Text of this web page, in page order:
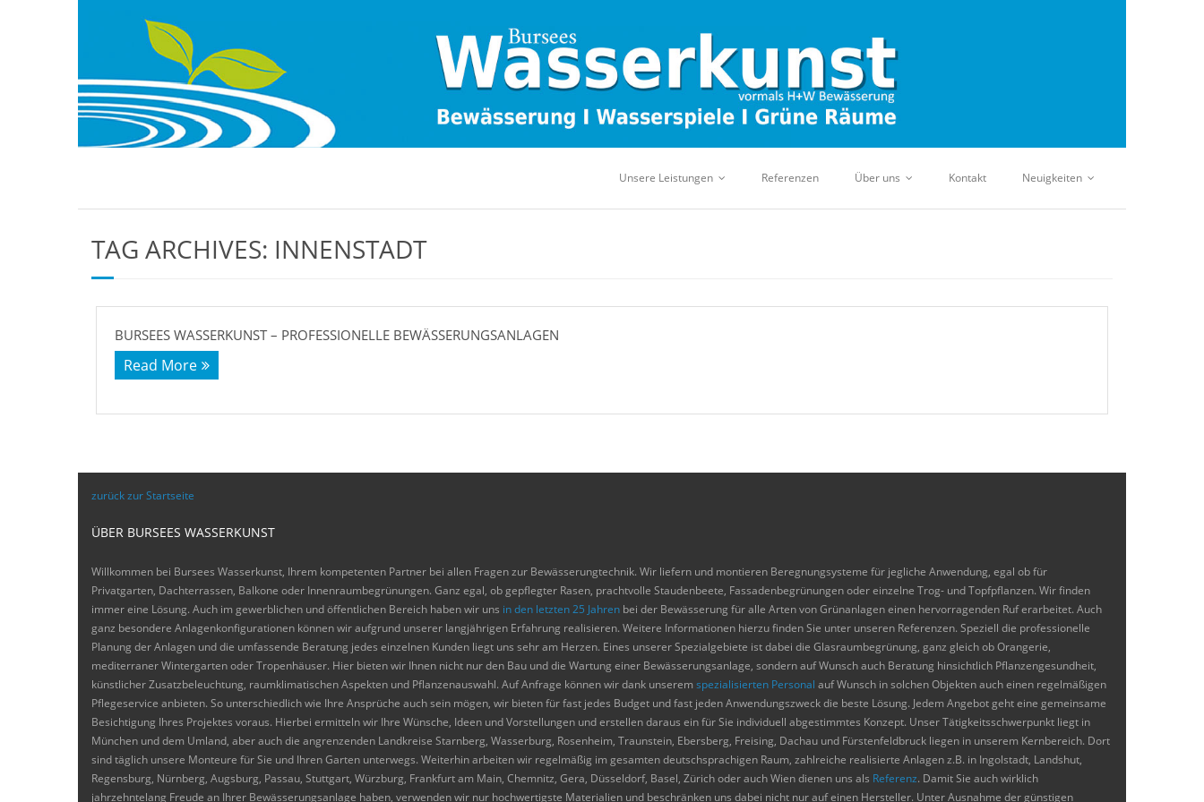
Unsere Leistungen Referenzen Über uns Kontakt Neuigkeiten
TAG ARCHIVES: INNENSTADT
BURSEES WASSERKUNST – PROFESSIONELLE BEWÄSSERUNGSANLAGEN
Read More
zurück zur Startseite
ÜBER BURSEES WASSERKUNST
Willkommen bei Bursees Wasserkunst, Ihrem kompetenten Partner bei allen Fragen zur Bewässerungtechnik. Wir liefern und montieren Beregnungsysteme für jegliche Anwendung, egal ob für
Privatgarten, Dachterrassen, Balkone oder Innenraumbegrünungen. Ganz egal, ob gepflegter Rasen, prachtvolle Staudenbeete, Fassadenbegrünungen oder einzelne Trog- und Topfpflanzen. Wir finden
immer eine Lösung. Auch im gewerblichen und öffentlichen Bereich haben wir uns in den letzten 25 Jahren bei der Bewässerung für alle Arten von Grünanlagen einen hervorragenden Ruf erarbeitet. Auch
ganz besondere Anlagenkonfigurationen können wir aufgrund unserer langjährigen Erfahrung realisieren. Weitere Informationen hierzu finden Sie unter unseren Referenzen. Speziell die professionelle
Planung der Anlagen und die umfassende Beratung jedes einzelnen Kunden liegt uns sehr am Herzen. Eines unserer Spezialgebiete ist dabei die Glasraumbegrünung, ganz gleich ob Orangerie,
mediterraner Wintergarten oder Tropenhäuser. Hier bieten wir Ihnen nicht nur den Bau und die Wartung einer Bewässerungsanlage, sondern auf Wunsch auch Beratung hinsichtlich Pflanzengesundheit,
künstlicher Zusatzbeleuchtung, raumklimatischen Aspekten und Pflanzenauswahl. Auf Anfrage können wir dank unserem spezialisierten Personal auf Wunsch in solchen Objekten auch einen regelmäßigen
Pflegeservice anbieten. So unterschiedlich wie Ihre Ansprüche auch sein mögen, wir bieten für fast jedes Budget und fast jeden Anwendungszweck die beste Lösung. Jedem Angebot geht eine gemeinsame
Besichtigung Ihres Projektes voraus. Hierbei ermitteln wir Ihre Wünsche, Ideen und Vorstellungen und erstellen daraus ein für Sie individuell abgestimmtes Konzept. Unser Tätigkeitsschwerpunkt liegt in
München und dem Umland, aber auch die angrenzenden Landkreise Starnberg, Wasserburg, Rosenheim, Traunstein, Ebersberg, Freising, Dachau und Fürstenfeldbruck liegen in unserem Kernbereich. Dort
sind täglich unsere Monteure für Sie und Ihren Garten unterwegs. Weiterhin arbeiten wir regelmäßig im gesamten deutschsprachigen Raum, zahlreiche realisierte Anlagen z.B. in Ingolstadt, Landshut,
Regensburg, Nürnberg, Augsburg, Passau, Stuttgart, Würzburg, Frankfurt am Main, Chemnitz, Gera, Düsseldorf, Basel, Zürich oder auch Wien dienen uns als Referenz. Damit Sie auch wirklich
jahrzehntelang Freude an Ihrer Bewässerungsanlage haben, verwenden wir nur hochwertigste Materialien und beschränken uns dabei nicht nur auf einen Hersteller. Unter Ausnahme der günstigen